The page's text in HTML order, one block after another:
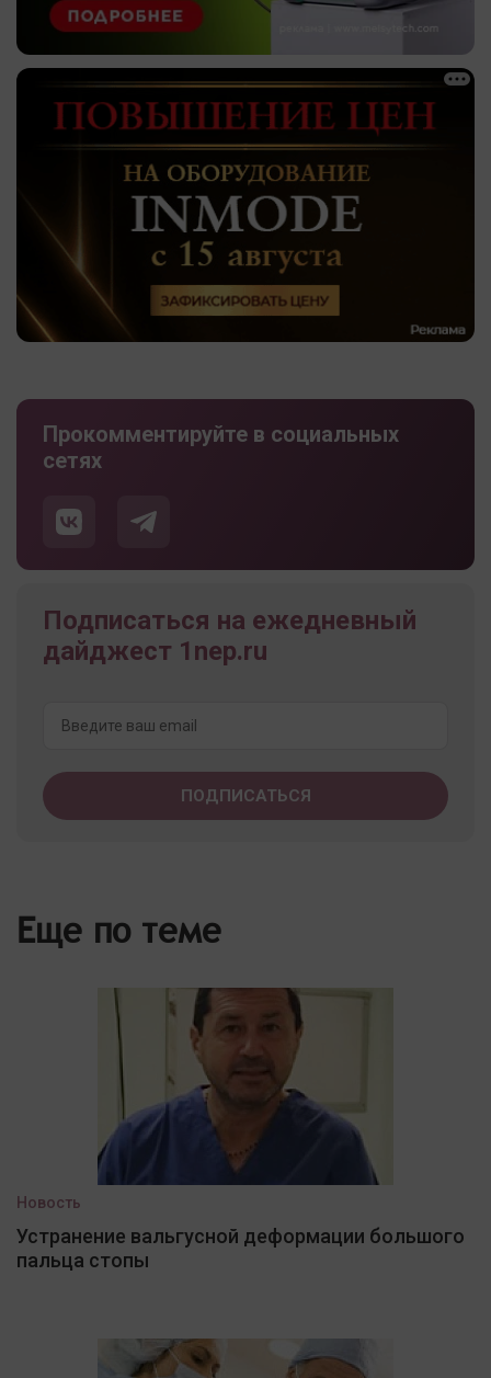
Прокомментируйте в социальных
сетях
Подписаться на ежедневный
дайджест 1nep.ru
Еще по теме
Новость
Устранение вальгусной деформации большого
пальца стопы